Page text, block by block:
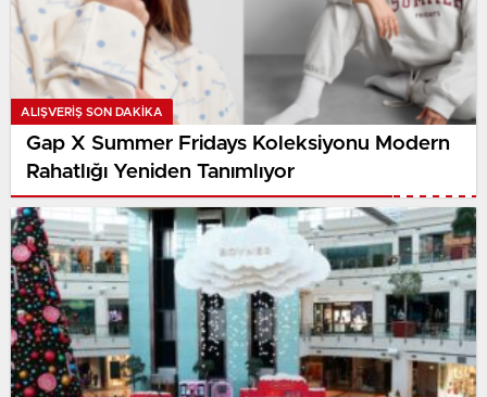
ALIŞVERIŞ SON DAKİKA
Gap X Summer Fridays Koleksiyonu Modern
Rahatlığı Yeniden Tanımlıyor